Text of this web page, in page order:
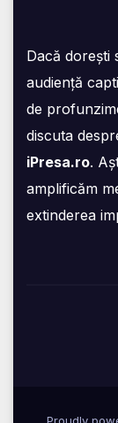
Dacă dorești
audiență
de
discuta
iPresa.ro.
amplificăm
extinderea
Proudly